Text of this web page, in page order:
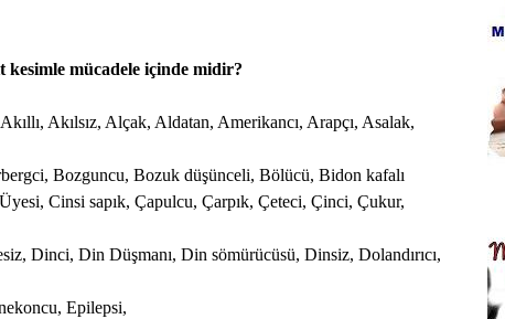
kesimle mücadele içinde midir?
Akılsız, Alçak, Aldatan, Amerikancı, Arapçı, Asalak,
Bozguncu, Bozuk düşünceli, Bölücü, Bidon kafalı
Cinsi sapık, Çapulcu, Çarpık, Çeteci, Çinci, Çukur,
Dinci, Din Düşmanı, Din sömürücüsü, Dinsiz, Dolandırıcı,
Epilepsi,